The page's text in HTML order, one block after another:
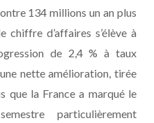
134 millions un an plus
d’affaires s’élève à
de 2,4 % à taux
nette amélioration, tirée
que la France a marqué le
particulièrement